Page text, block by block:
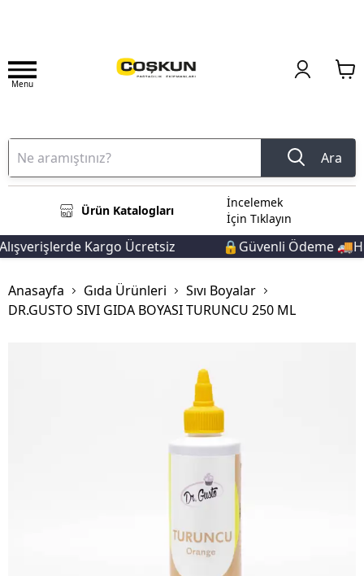
Menu
Ara
Ürün Katalogları
İncelemek
İçin Tıklayın
Kargo Ücretsiz 🔒Güvenli Ödeme
Anasayfa Gıda Ürünleri
Sıvı Boyalar
DR.GUSTO SIVI GIDA BOYASI TURUNCU 250 ML